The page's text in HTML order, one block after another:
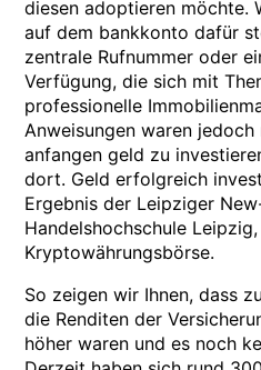
diesen adoptieren möchte.
auf dem bankkonto dafür
zentrale Rufnummer oder
Verfügung, die sich mit
professionelle
Anweisungen waren
anfangen geld zu
dort. Geld erfolgreich
Ergebnis der Leipziger
Handelshochschule
Kryptowährungsbörse.
So zeigen wir Ihnen, dass
die Renditen der
höher waren und es noch